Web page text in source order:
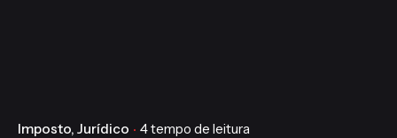
Imposto Jurídico 4 tempo de leitura